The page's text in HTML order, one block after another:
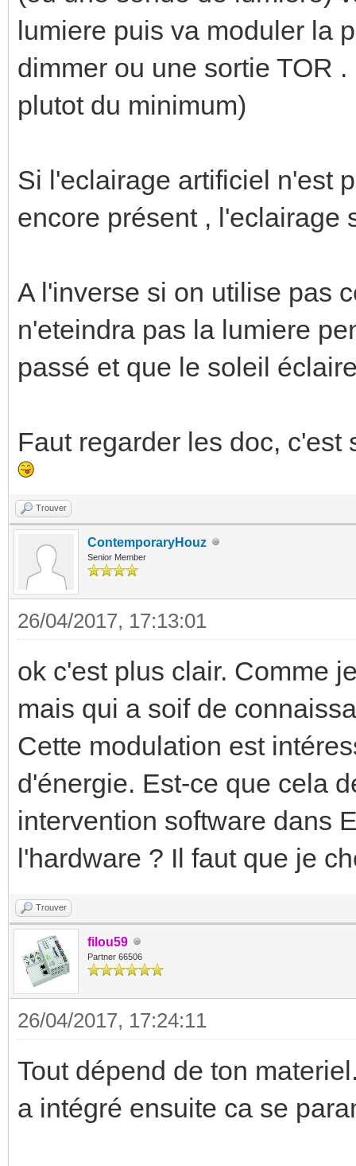
lumiere puis va moduler la
dimmer ou une sortie TOR
plutot du minimum)
Si l'eclairage artificiel n'est
encore présent , l'eclairage
A l'inverse si on utilise pas
n'eteindra pas la lumiere
passé et que le soleil
Faut regarder les doc,
Trouver
ContemporaryHouz
Senior Member
26/04/2017, 17:13:01
ok c'est plus clair. Comme
mais qui a soif de
Cette modulation est
d'énergie. Est-ce que cela
intervention software dans
l'hardware ? Il faut que je
Trouver
filou59
Partner 66506
26/04/2017, 17:24:11
Tout dépend de ton
a intégré ensuite ca se